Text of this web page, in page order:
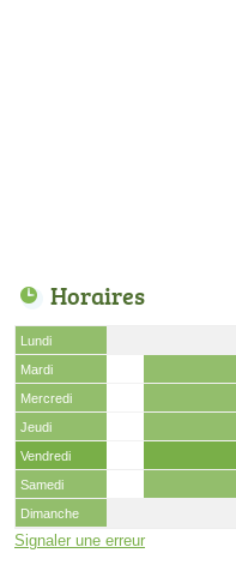
Horaires
Lundi
Mardi
Mercredi
Jeudi
Vendredi
Samedi
Dimanche
Signaler une erreur